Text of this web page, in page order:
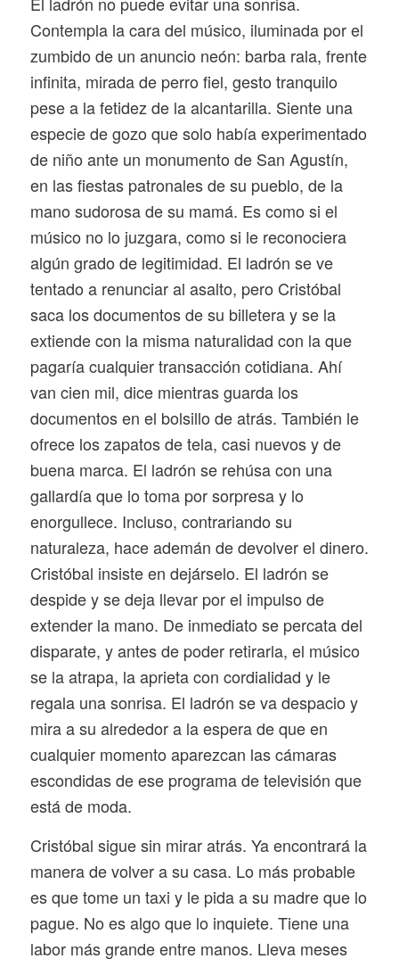
Contempla la cara del músico, iluminada por el
zumbido de un anuncio neón: barba rala, frente
infinita, mirada de perro fiel, gesto tranquilo
pese a la fetidez de la alcantarilla. Siente una
especie de gozo que solo había experimentado
de niño ante un monumento de San Agustín,
en las fiestas patronales de su pueblo, de la
mano sudorosa de su mamá. Es como si el
músico no lo juzgara, como si le reconociera
algún grado de legitimidad. El ladrón se ve
tentado a renunciar al asalto, pero Cristóbal
saca los documentos de su billetera y se la
extiende con la misma naturalidad con la que
pagaría cualquier transacción cotidiana. Ahí
van cien mil, dice mientras guarda los
documentos en el bolsillo de atrás. También le
ofrece los zapatos de tela, casi nuevos y de
buena marca. El ladrón se rehúsa con una
gallardía que lo toma por sorpresa y lo
enorgullece. Incluso, contrariando su
naturaleza, hace ademán de devolver el dinero.
Cristóbal insiste en dejárselo. El ladrón se
despide y se deja llevar por el impulso de
extender la mano. De inmediato se percata del
disparate, y antes de poder retirarla, el músico
se la atrapa, la aprieta con cordialidad y le
regala una sonrisa. El ladrón se va despacio y
mira a su alrededor a la espera de que en
cualquier momento aparezcan las cámaras
escondidas de ese programa de televisión que
está de moda.
Cristóbal sigue sin mirar atrás. Ya encontrará la
manera de volver a su casa. Lo más probable
es que tome un taxi y le pida a su madre que lo
pague. No es algo que lo inquiete. Tiene una
labor más grande entre manos. Lleva meses